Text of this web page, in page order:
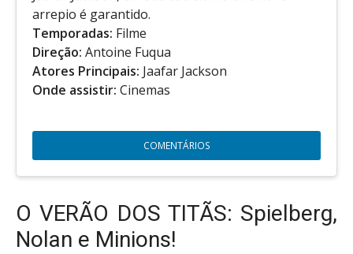
arrepio é garantido.
Temporadas: Filme
Direção: Antoine Fuqua
Atores Principais: Jaafar Jackson
Onde assistir: Cinemas
COMENTÁRIOS
O VERÃO DOS TITÃS: Spielberg,
Nolan e Minions!